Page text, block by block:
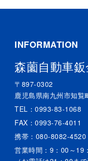
INFORMATION
森薗自動車
〒897-0302
鹿児島県南九州市知覧
TEL： 0993-83-1068
FAX：0993-76-4011
携帯： 080-8082-4520
営業時間：9：00～19